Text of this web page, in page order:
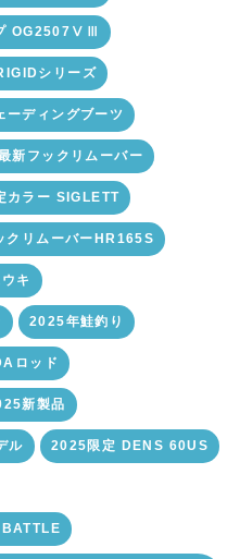
OG2507ⅤⅢ
シリーズ
ディングブーツ
新フックリムーバー
カラー SIGLETT
クリムーバーHR165S
キ
2025年鮭釣り
ロッド
新製品
ル 2025限定 DENS 60US